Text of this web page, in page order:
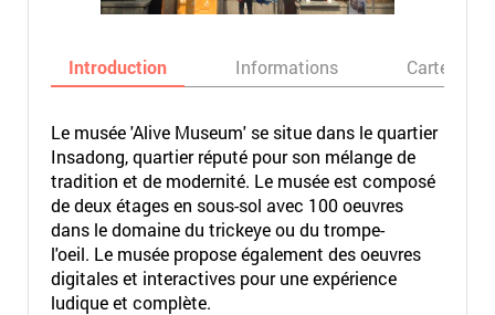
Introduction Informations Carte
Le musée 'Alive Museum' se situe dans le quartier
Insadong, quartier réputé pour son mélange de
tradition et de modernité. Le musée est composé
de deux étages en sous-sol avec 100 oeuvres
dans le domaine du trickeye ou du trompe-
l'oeil. Le musée propose également des oeuvres
digitales et interactives pour une expérience
ludique et complète.